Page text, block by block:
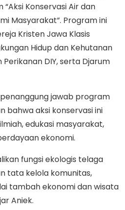
Konservasi Air dan
Masyarakat”. Program ini
Kristen Jawa Klasis
Hidup dan Kehutanan
Perikanan DIY, serta Djarum
jawab program
bahwa aksi konservasi ini
edukasi masyarakat,
ekonomi.
fungsi ekologis telaga
tata kelola komunitas,
tambah ekonomi dan wisata
Aniek.